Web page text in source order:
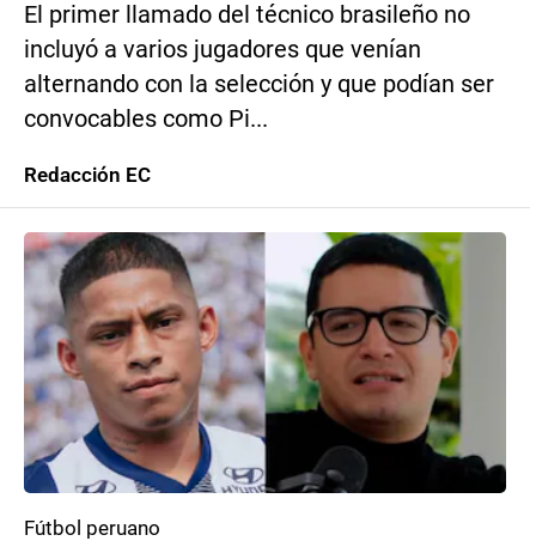
El primer llamado del técnico brasileño no
incluyó a varios jugadores que venían
alternando con la selección y que podían ser
convocables como Pi...
Redacción EC
Fútbol peruano